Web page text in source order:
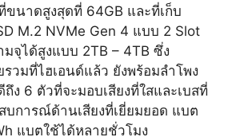
ขนาดสูงสุดที่ 64GB และที่เก็บ
M.2 NVMe Gen 4 แบบ 2 Slot
มจุได้สูงแบบ 2TB – 4TB ซึ่ง
วมที่ไฮเอนด์แล้ว ยังพร้อมลำโพง
ง 6 ตัวที่จะมอบเสียงที่ใสและเบสที่
การณ์ด้านเสียงที่เยี่ยมยอด แบต
แบตใช้ได้หลายชั่วโมง